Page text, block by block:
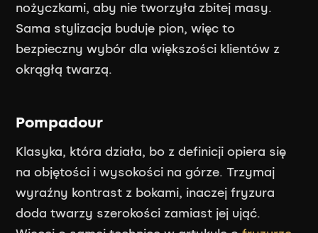
nożyczkami, aby nie tworzyła zbitej masy.
Sama stylizacja buduje pion, więc to
bezpieczny wybór dla większości klientów z
okrągłą twarzą.
Pompadour
Klasyka, która działa, bo z definicji opiera się
na objętości i wysokości na górze. Trzymaj
wyraźny kontrast z bokami, inaczej fryzura
doda twarzy szerokości zamiast jej ująć.